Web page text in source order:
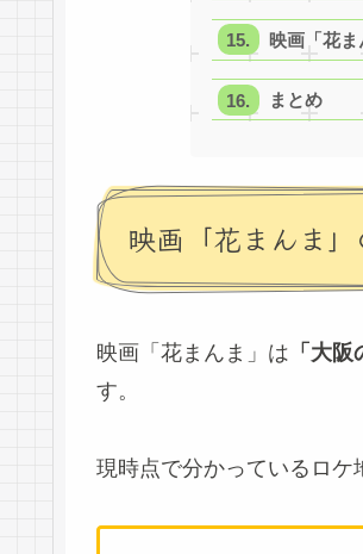
映画「花ま
まとめ
映画「花まんま
映画「花まんま」は 「大
す。
現時点で分かっているロケ